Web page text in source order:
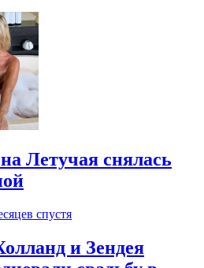
Летучая снялась
спустя
и Зендея